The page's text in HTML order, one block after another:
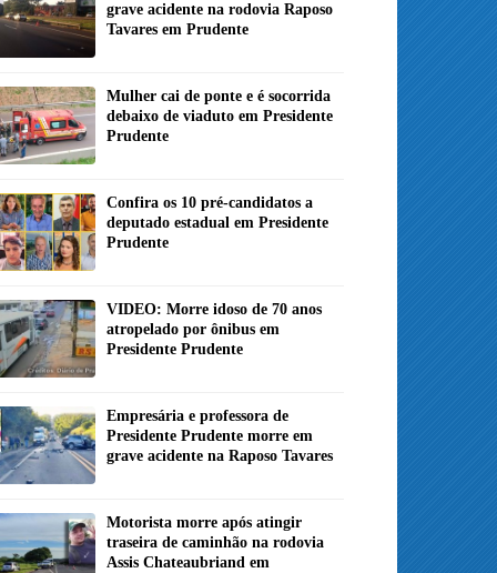
grave acidente na rodovia Raposo
Tavares em Prudente
Mulher cai de ponte e é socorrida
debaixo de viaduto em Presidente
Prudente
Confira os 10 pré-candidatos a
deputado estadual em Presidente
Prudente
VIDEO: Morre idoso de 70 anos
atropelado por ônibus em
Presidente Prudente
Empresária e professora de
Presidente Prudente morre em
grave acidente na Raposo Tavares
Motorista morre após atingir
traseira de caminhão na rodovia
Assis Chateaubriand em